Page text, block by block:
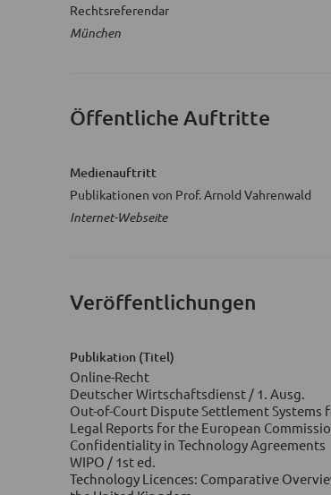
Rechtsreferendar
München
Öffentliche Auftritte
Medienauftritt
Publikationen von Prof. Arnold Vahrenwald
Internet-Webseite
Veröffentlichungen
Publikation (Titel)
Online-Recht
Deutscher Wirtschaftsdienst / 1. Ausg.
Out-of-Court Dispute Settlement Systems
Legal Reports for the European
Confidentiality in Technology Agreements
WIPO / 1st ed.
Technology Licences: Comparative